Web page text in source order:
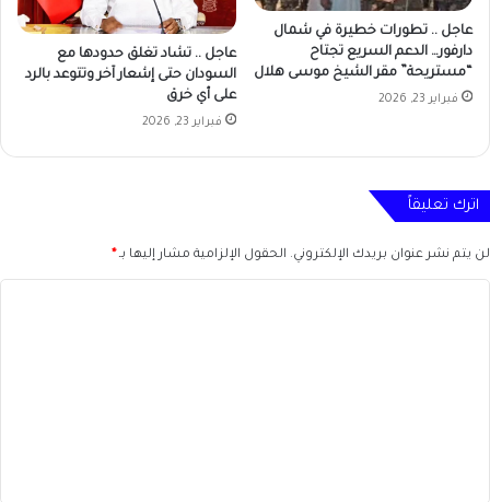
عاجل .. تطورات خطيرة في شمال
دارفور… الدعم السريع تجتاح
“مستريحة” مقر الشيخ موسى هلال
فبراير 23, 2026
عاجل .. تشاد تغلق حدودها مع
السودان حتى إشعار آخر وتتوعد بالرد
على أي خرق
فبراير 23, 2026
اترك تعليقاً
لن يتم نشر عنوان بريدك الإلكتروني. الحقول الإلزامية مشار إليها بـ*